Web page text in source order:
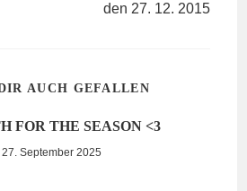
den 27. 12. 2015
AUCH GEFALLEN
FOR THE SEASON <3
27. September 2025